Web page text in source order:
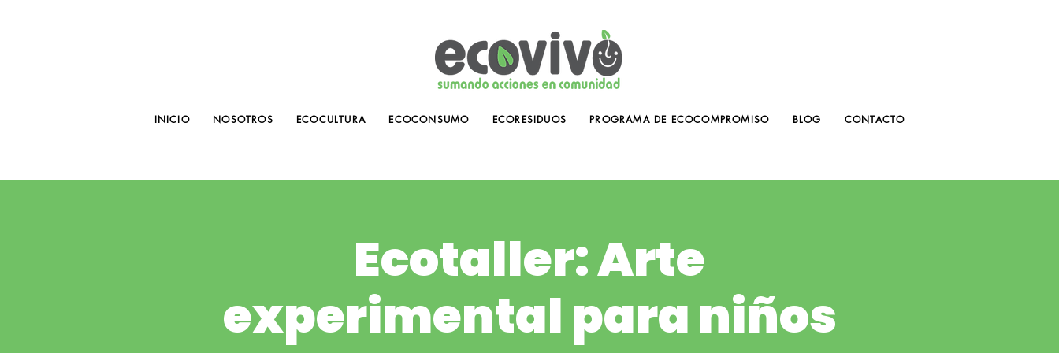
INICIO NOSOTROS ECOCULTURA ECOCONSUMO ECORESIDUOS PROGRAMA DE ECOCOMPROMISO BLOG CONTACTO
Ecotaller: Arte
experimental para niños